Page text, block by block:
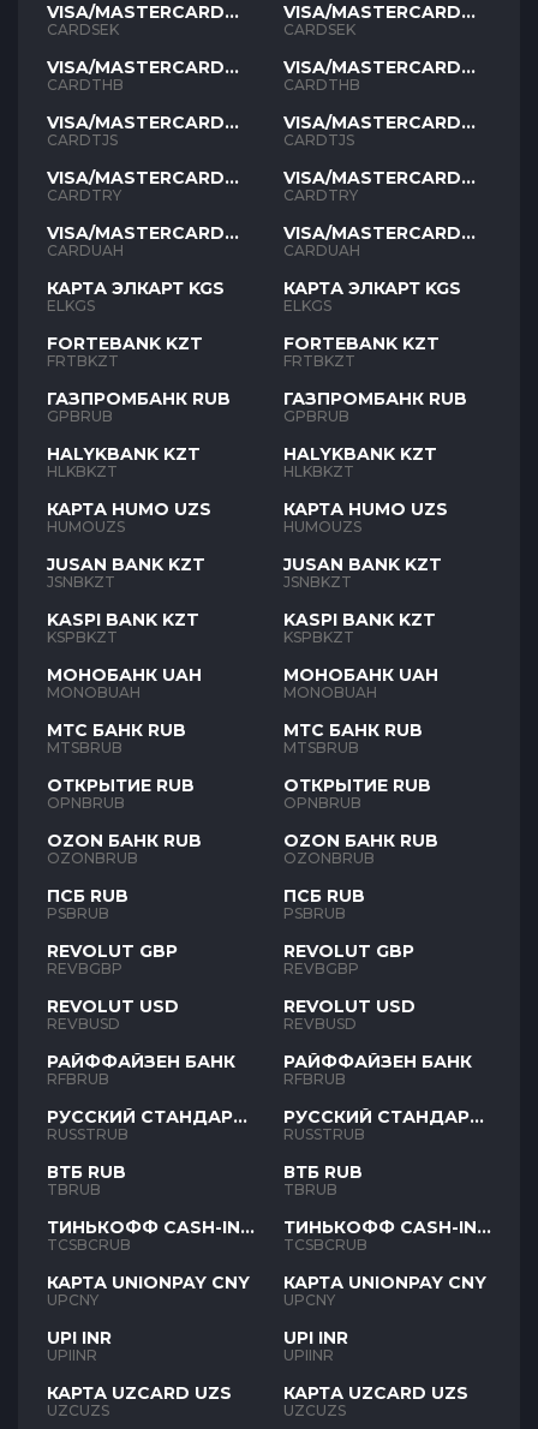
VISA/MASTERCARD
SEK
CARDSEK
VISA/MASTERCARD
THB
CARDTHB
VISA/MASTERCARD
TJS
CARDTJS
VISA/MASTERCARD
TYR
CARDTRY
VISA/MASTERCARD
UAH
CARDUAH
КАРТА ЭЛКАРТ KGS
ELKGS
FORTEBANK KZT
FRTBKZT
ГАЗПРОМБАНК RUB
GPBRUB
HALYKBANK KZT
HLKBKZT
КАРТА HUMO UZS
HUMOUZS
JUSAN BANK KZT
JSNBKZT
KASPI BANK KZT
KSPBKZT
МОНОБАНК UAH
MONOBUAH
МТС БАНК RUB
MTSBRUB
ОТКРЫТИЕ RUB
OPNBRUB
OZON БАНК RUB
OZONBRUB
ПСБ RUB
PSBRUB
REVOLUT GBP
REVBGBP
REVOLUT USD
REVBUSD
РАЙФФАЙЗЕН БАНК
RFBRUB
РУССКИЙ СТАНДАРТ
RUB
RUSSTRUB
ВТБ RUB
TBRUB
ТИНЬКОФФ CASH-IN
RUB
TCSBCRUB
КАРТА UNIONPAY CNY
UPCNY
UPI INR
UPIINR
КАРТА UZCARD UZS
UZCUZS
VISA/MASTERCARD
SEK
CARDSEK
VISA/MASTERCARD
THB
CARDTHB
VISA/MASTERCARD
TJS
CARDTJS
VISA/MASTERCARD
TYR
CARDTRY
VISA/MASTERCARD
UAH
CARDUAH
КАРТА ЭЛКАРТ KGS
ELKGS
FORTEBANK KZT
FRTBKZT
ГАЗПРОМБАНК RUB
GPBRUB
HALYKBANK KZT
HLKBKZT
КАРТА HUMO UZS
HUMOUZS
JUSAN BANK KZT
JSNBKZT
KASPI BANK KZT
KSPBKZT
МОНОБАНК UAH
MONOBUAH
МТС БАНК RUB
MTSBRUB
ОТКРЫТИЕ RUB
OPNBRUB
OZON БАНК RUB
OZONBRUB
ПСБ RUB
PSBRUB
REVOLUT GBP
REVBGBP
REVOLUT USD
REVBUSD
РАЙФФАЙЗЕН БАНК
RFBRUB
РУССКИЙ СТАНДАРТ
RUB
RUSSTRUB
ВТБ RUB
TBRUB
ТИНЬКОФФ CASH-IN
RUB
TCSBCRUB
КАРТА UNIONPAY CNY
UPCNY
UPI INR
UPIINR
КАРТА UZCARD UZS
UZCUZS